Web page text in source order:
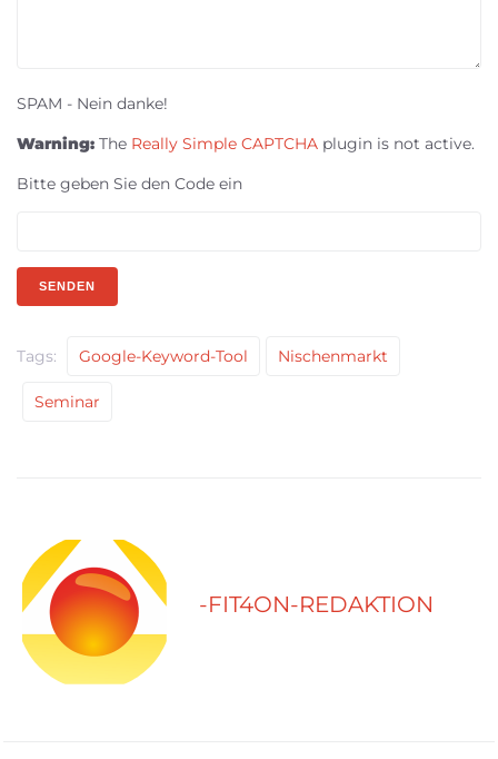
SPAM - Nein danke!
Warning: The Really Simple CAPTCHA plugin is not active.
Bitte geben Sie den Code ein
Tags: Google-Keyword-Tool Nischenmarkt
Seminar
-FIT4ON-REDAKTION